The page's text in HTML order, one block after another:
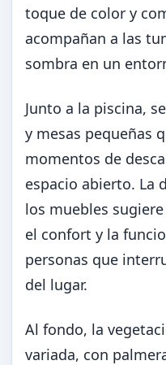
toque de color y
acompañan a las
sombra en un
Junto a la piscina,
y mesas pequeñas
momentos de
espacio abierto. La
los muebles
el confort y la
personas que
del lugar.
Al fondo, la
variada, con